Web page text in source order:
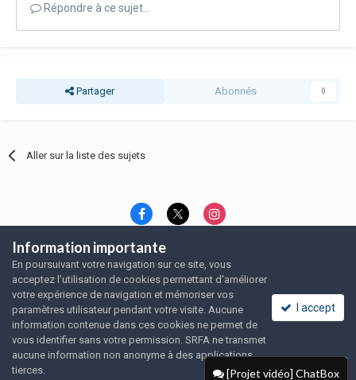
Répondre à ce sujet…
Partager Abonnés 0
Aller sur la liste des sujets
[Projet vidéo] ChatBox
Langue Thème
Politique de confidentialité
Nous contacter
Nous contacter
SRFA, l'association des amoureux du rat domestique
Powered by Invision Community
Information importante
En poursuivant votre navigation sur ce site, vous
acceptez l’utilisation de cookies permettant d'améliorer
votre expérience de navigation et mémoriser vos
paramètres utilisateur pendant votre visite. Aucune
information contenue dans ces cookies ne permet de
vous identifier sans votre permission. SRFA ne transmet
aucune information non anonyme à des applications
tierces.
I accept